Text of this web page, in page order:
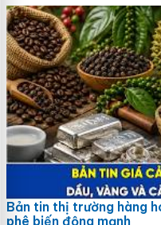
Bản tin thị trường hàng
phê biến động mạnh